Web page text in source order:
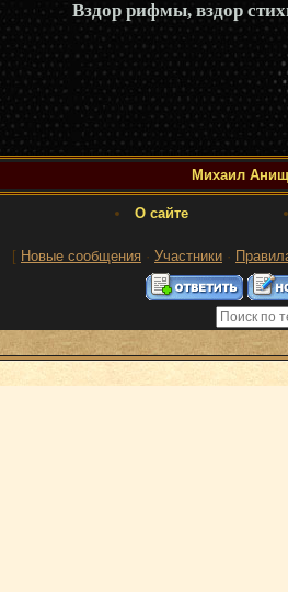
Вздор рифмы, вздор
Михаил
О сайте
[ Новые сообщения · Участники ·